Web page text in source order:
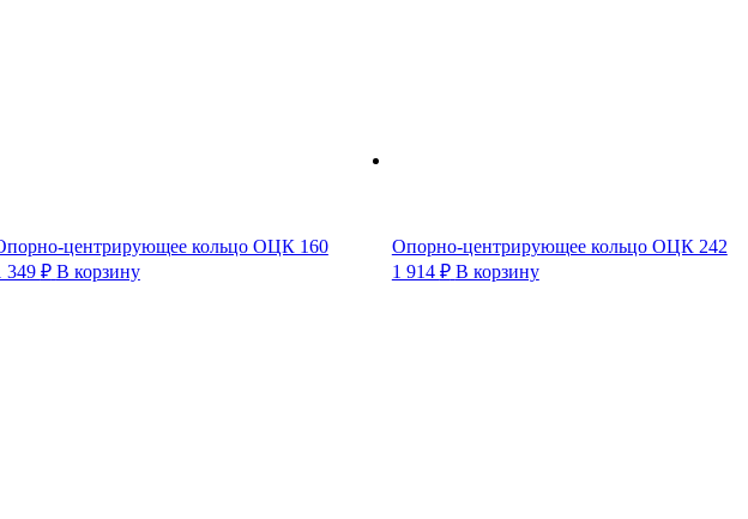
центрирующее кольцо ОЦК 160
349 ₽ В корзину
Опорно-центрирующее кольцо ОЦК 242
1 914 ₽ В корзину